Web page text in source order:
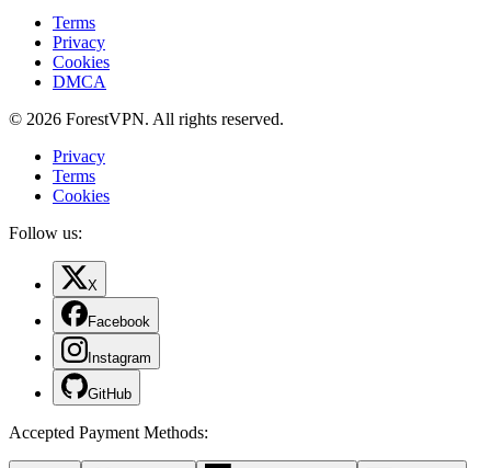
Terms
Privacy
Cookies
DMCA
© 2026 ForestVPN. All rights reserved.
Privacy
Terms
Cookies
Follow us:
X
Facebook
Instagram
GitHub
Accepted Payment Methods: